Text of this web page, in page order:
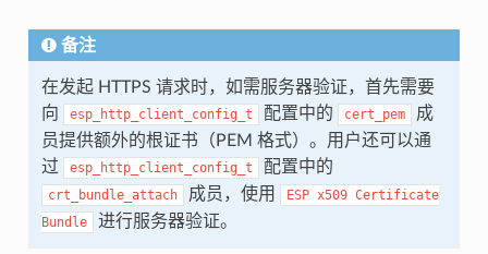
备注
在发起 HTTPS 请求时，如需服务器验证，首先需要
向
esp_http_client_config_t 配置中的 cert_pem
成
员提供额外的根证书（PEM 格式）。用户还可以通
过
esp_http_client_config_t 配置中的
crt_bundle_attach 成员，使用 ESP x509 Certificate
Bundle
进行服务器验证。